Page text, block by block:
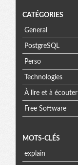
CATÉGORIES
General
PostgreSQL
Perso
Technologies
À lire et à écouter
Free Software
MOTS-CLÉS
explain